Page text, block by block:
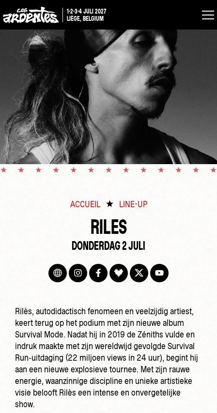
1-2-3-4 JULI 2027
LIÈGE, BELGIUM
ACCUEIL LINE-UP
RILES
DONDERDAG 2 JULI
Rilès, autodidactisch fenomeen en veelzijdig artiest,
keert terug op het podium met zijn nieuwe album
Survival Mode. Nadat hij in 2019 de Zéniths vulde en
indruk maakte met zijn wereldwijd gevolgde Survival
Run-uitdaging (22 miljoen views in 24 uur), begint hij
aan een nieuwe explosieve tournee. Met zijn rauwe
energie, waanzinnige discipline en unieke artistieke
visie belooft Rilès een intense en onvergetelijke
show.